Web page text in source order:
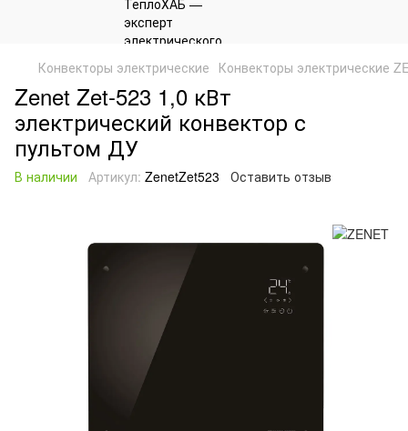
Конвекторы электрические Конвекторы электрические
Zenet Zet-523 1,0 кВт
электрический конвектор с
пультом ДУ
В наличии Артикул: ZenetZet523 Оставить отзыв